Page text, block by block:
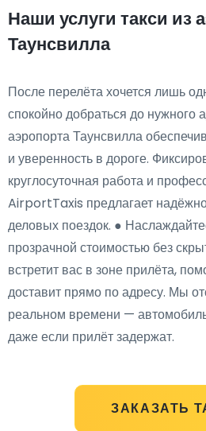
ЗАКАЗАТЬ
Наши услуги такси из
Таунсвилла
После перелёта хочется лишь
спокойно добраться до нужного
аэропорта Таунсвилла
и уверенность в дороге.
круглосуточная работа и
AirportTaxis предлагает
деловых поездок. ●
прозрачной стоимостью без
встретит вас в зоне прилёта,
доставит прямо по адресу. Мы
реальном времени —
даже если прилёт задержат.